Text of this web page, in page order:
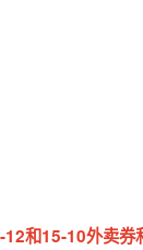
和15-10外卖券